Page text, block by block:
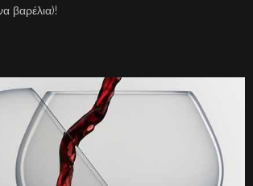
βαρέλια)!